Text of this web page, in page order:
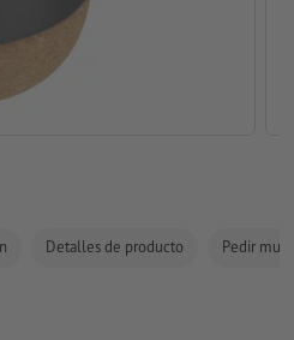
Detalles de producto Pedir
favoritos